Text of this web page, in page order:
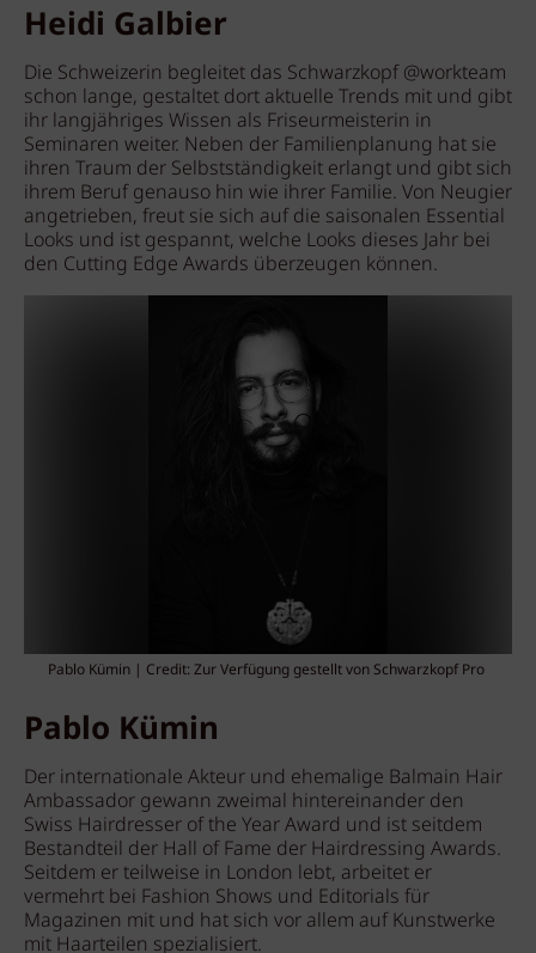
Heidi Galbier
Die Schweizerin begleitet das Schwarzkopf @workteam
schon lange, gestaltet dort aktuelle Trends mit und gibt
ihr langjähriges Wissen als Friseurmeisterin in
Seminaren weiter. Neben der Familienplanung hat sie
ihren Traum der Selbstständigkeit erlangt und gibt sich
ihrem Beruf genauso hin wie ihrer Familie. Von Neugier
angetrieben, freut sie sich auf die saisonalen Essential
Looks und ist gespannt, welche Looks dieses Jahr bei
den Cutting Edge Awards überzeugen können.
Pablo Kümin | Credit: Zur Verfügung gestellt von Schwarzkopf Pro
Pablo Kümin
Der internationale Akteur und ehemalige Balmain Hair
Ambassador gewann zweimal hintereinander den
Swiss Hairdresser of the Year Award und ist seitdem
Bestandteil der Hall of Fame der Hairdressing Awards.
Seitdem er teilweise in London lebt, arbeitet er
vermehrt bei Fashion Shows und Editorials für
Magazinen mit und hat sich vor allem auf Kunstwerke
mit Haarteilen spezialisiert.